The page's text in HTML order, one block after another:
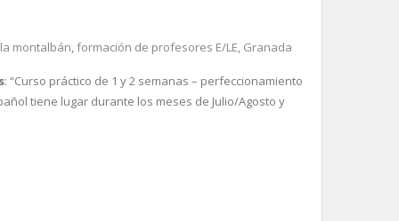
montalbán,formación de profesores E/LE, Granada
: “Curso práctico de 1 y 2 semanas – perfeccionamiento
tiene lugar durante los meses de Julio/Agosto y